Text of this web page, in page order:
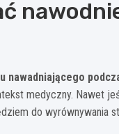
medyczny. Nawet
do wyrównywania